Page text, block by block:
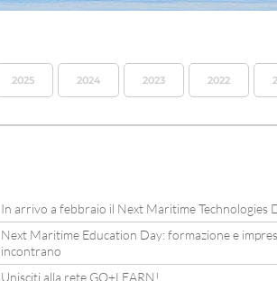
2025 2024 2023 2022
In arrivo a febbraio il Next Maritime Technologies
Next Maritime Education Day: formazione e
incontrano
Unisciti alla rete GO+LEARN!